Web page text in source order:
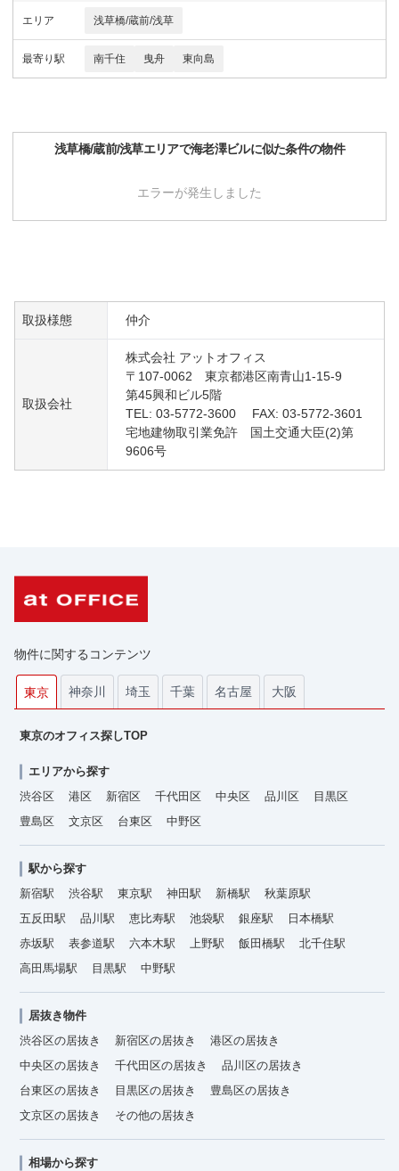
エリア 浅草橋/蔵前/浅草
最寄り駅 南千住 曳舟 東向島
浅草橋/蔵前/浅草エリアで海老澤ビルに似た条件の物件
エラーが発生しました
取扱様態 仲介
取扱会社
株式会社 アットオフィス
〒107-0062 東京都港区南青山1-15-9
第45興和ビル5階
TEL: 03-5772-3600 FAX: 03-5772-3601
宅地建物取引業免許 国土交通大臣(2)第
9606号
物件に関するコンテンツ
東京 神奈川 埼玉 千葉 名古屋 大阪
東京のオフィス探しTOP
エリアから探す
渋谷区
港区 新宿区 千代田区 中央区 品川区
目黒区
豊島区
文京区 台東区 中野区
駅から探す
新宿駅
渋谷駅 東京駅 神田駅 新橋駅
秋葉原駅
五反田駅
品川駅 恵比寿駅 池袋駅 銀座駅
日本橋駅
赤坂駅
表参道駅 六本木駅 上野駅 飯田橋駅
北千住駅
高田馬場駅
目黒駅 中野駅
居抜き物件
渋谷区の居抜き
新宿区の居抜き
港区の居抜き
中央区の居抜き
千代田区の居抜き
品川区の居抜き
台東区の居抜き
目黒区の居抜き
豊島区の居抜き
文京区の居抜き
その他の居抜き
相場から探す